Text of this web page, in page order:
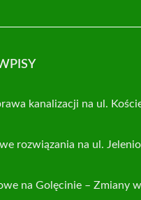
kanalizacji na ul.
rozwiązania na ul.
na Golęcinie – Zmiany